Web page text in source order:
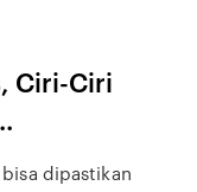
Ciri-Ciri
dipastikan